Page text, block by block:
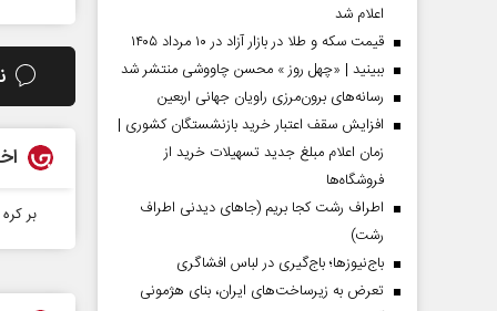
بر
اعلام شد
قیمت سکه و طلا در بازار آزاد در ۱۰ مرداد ۱۴۰۵
ببینید | «چهل روز » محسن چاووشی منتشر شد
رسانه‌های برون‌مرزی راویان جهانی اربعین
افزایش سقف اعتبار خرید بازنشستگان کشوری |
زمان اعلام مبلغ جدید تسهیلات خرید از
فروشگاه‌ها
اطراف رشت کجا بریم (جاهای دیدنی اطراف
رشت)
باج‌نیوزها؛ باج‌گیری در لباس افشاگری
تعرض به زیرساخت‌های ایران، بنای هژمونی
صفحات نخست روزنامه ها‌ی‌سه‌شنبه ۶ مردادماه